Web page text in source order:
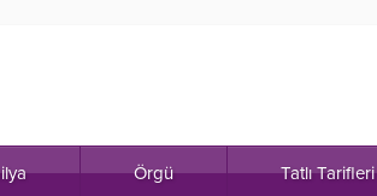
Örgü Tatlı Tarifleri